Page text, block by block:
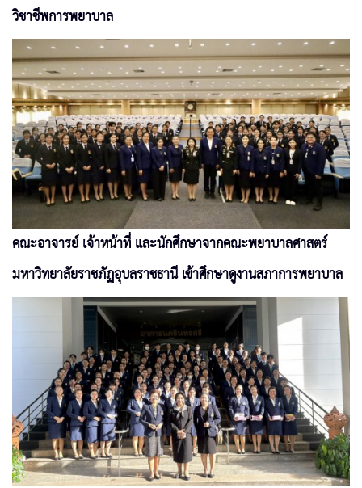
วิชาชีพการพยาบาล
คณะอาจารย์ เจ้าหน้าที่ และนักศึกษาจากคณะพยาบาลศาสตร์
มหาวิทยาลัยราชภัฏอุบลราชธานี เข้าศึกษาดูงานสภาการพยาบาล